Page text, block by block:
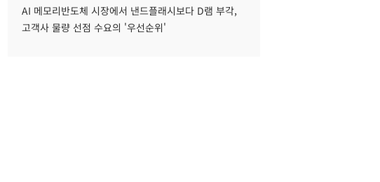
AI 메모리반도체 시장에서 낸드플래시보다 D램 부각,
고객사 물량 선점 수요의 '우선순위'